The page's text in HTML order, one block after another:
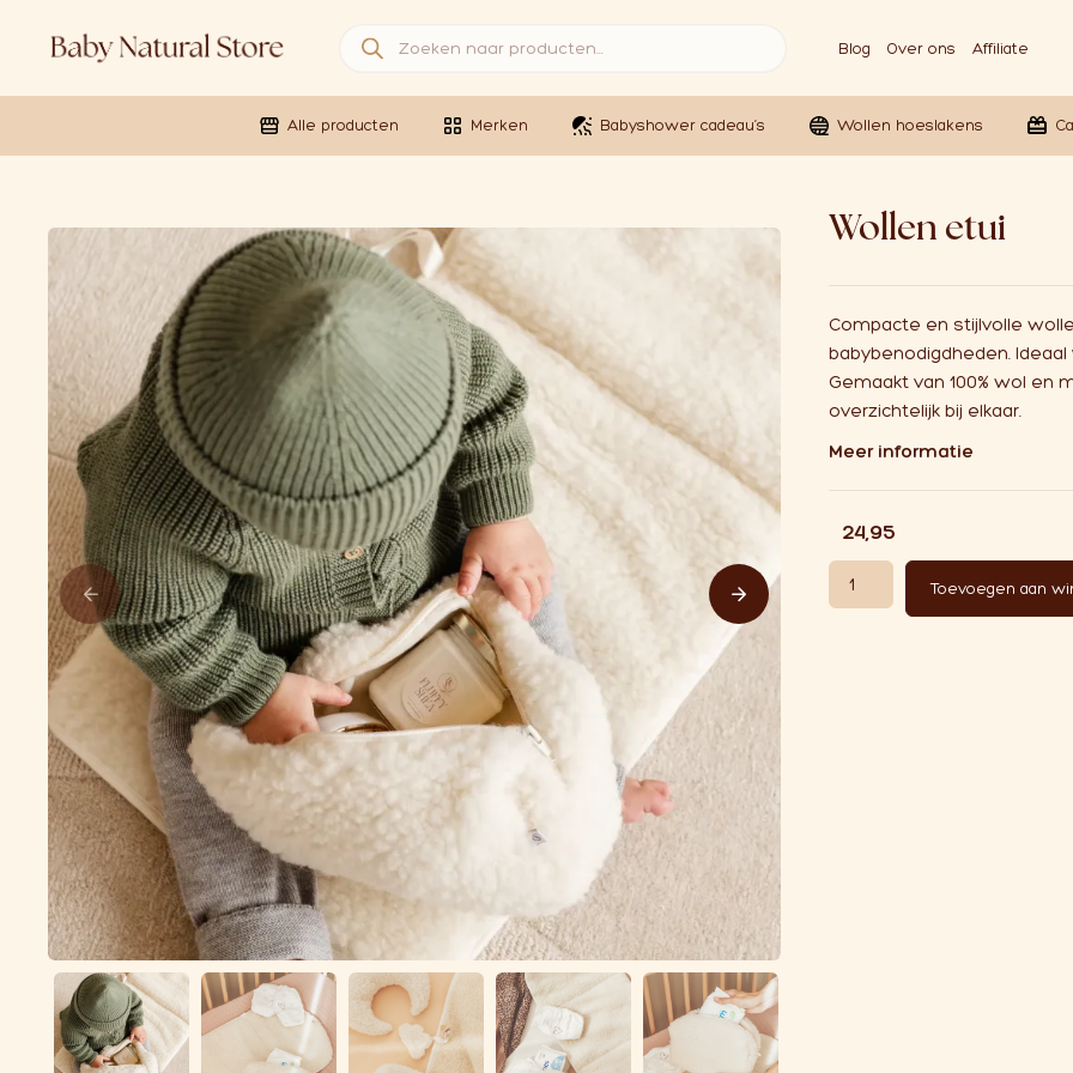
Blog
Over ons Affiliate
Alle producten Merken Babyshower cadeau’s Wollen hoeslakens
Wollen etui
Compacte en stijlvolle
babybenodigdheden.
Gemaakt van 100% wol en
overzichtelijk bij elkaar.
Meer informatie
24,95
Wollen etui aantal
Toevoegen aan